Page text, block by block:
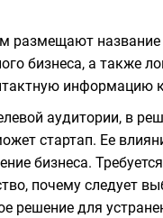
размещают название
бизнеса, а также
информацию
аудитории, в
стартап. Ее
бизнеса. Требуется
почему следует
решение для